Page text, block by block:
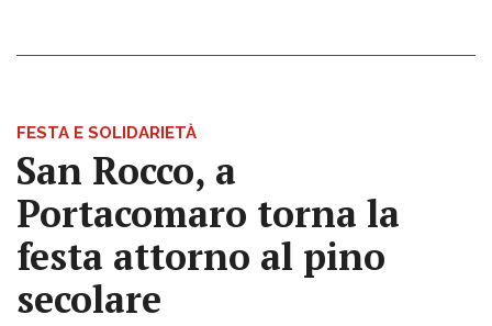
FESTA E SOLIDARIETÀ
San Rocco, a
Portacomaro torna la
festa attorno al pino
secolare